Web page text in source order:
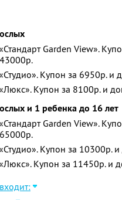
Garden View».
Купон за 6950р. и
Купон за 8100р. и
и 1 ребенка до 16 лет
Garden View».
Купон за 10300р.
Купон за 11450р. и
входит: